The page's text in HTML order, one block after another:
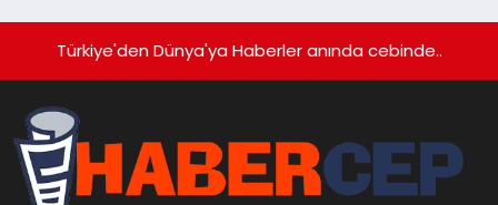
Türkiye'den Dünya'ya Haberler anında cebinde..